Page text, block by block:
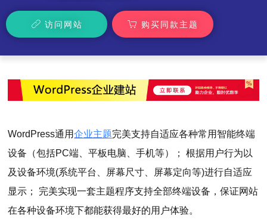
访问网站 购买同款主题
WordPress通用企业主题完美支持自适应各种常用智能终端
设备（包括PC端、平板电脑、手机等）； 根据用户行为以
及设备环境(系统平台、屏幕尺寸、屏幕定向等)进行自适应
显示； 完美实现一套主题程序支持全部终端设备，保证网站
在各种设备环境下都能获得最好的用户体验。